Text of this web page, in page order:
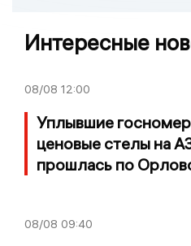
Интересные
08/08 12:00
Уплывшие
ценовые стелы на
прошлась по
08/08 09:40